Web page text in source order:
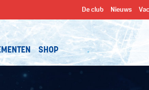
De club Nieuws
SHOP